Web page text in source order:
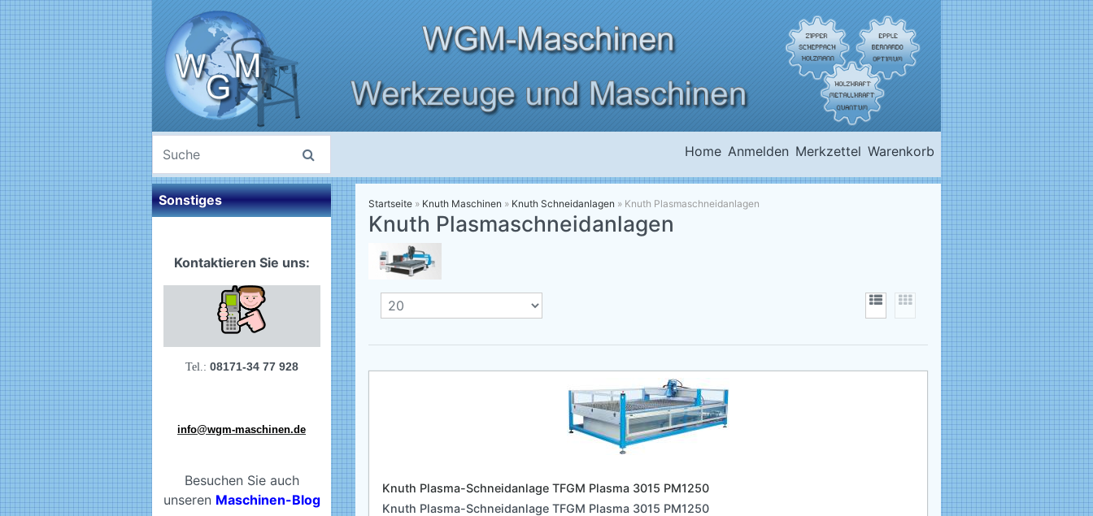
Home Anmelden Merkzettel Warenkorb
Sonstiges
Kontaktieren Sie uns:
Tel.: 08171-34 77 928
info@wgm-maschinen.de
Besuchen Sie auch
unseren Maschinen-Blog
Startseite » Knuth Maschinen » Knuth Schneidanlagen » Knuth Plasmaschneidanlagen
Knuth Plasmaschneidanlagen
Knuth Plasma-Schneidanlage TFGM Plasma 3015 PM1250
Knuth Plasma-Schneidanlage TFGM Plasma 3015 PM1250